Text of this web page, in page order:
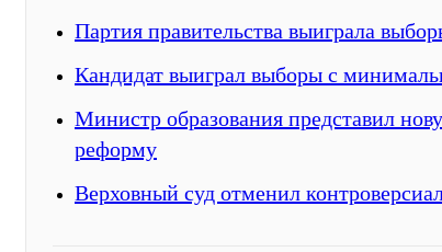
Партия правительства выиграла
Кандидат выиграл выборы с
Министр образования представил
реформу
Верховный суд отменил